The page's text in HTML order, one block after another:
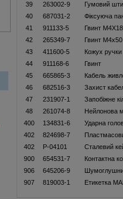
39
263002-9 Гумовий
40
687031-2 Фіксуюча
41
911133-5 Гвинт M4X18
42
265349-7 Гвинт M4x50
43
411600-5 Кожух ручки
44
911168-6 Гвинт
45
665865-3 Кабель
46
682516-3 Захист
47
231907-1 Запобіжне
48
261074-8 Нейлонова
400
134831-6 Ударна
402
824698-7
402
P-04101 Сталевий
900
654531-7 Контактна
906
645206-9
907
819003-1 Етикетка